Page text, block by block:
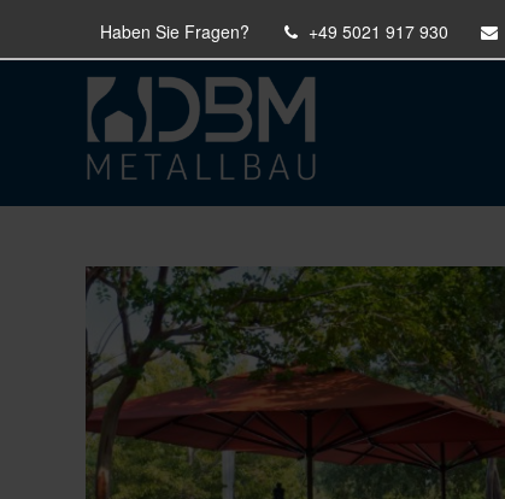
Haben Sie Fragen? +49 5021 917 930